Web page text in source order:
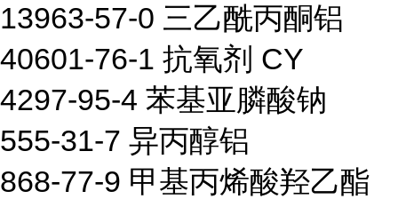
13963-57-0 三乙酰丙酮铝
40601-76-1 抗氧剂 CY
4297-95-4 苯基亚膦酸钠
555-31-7 异丙醇铝
868-77-9 甲基丙烯酸羟乙酯